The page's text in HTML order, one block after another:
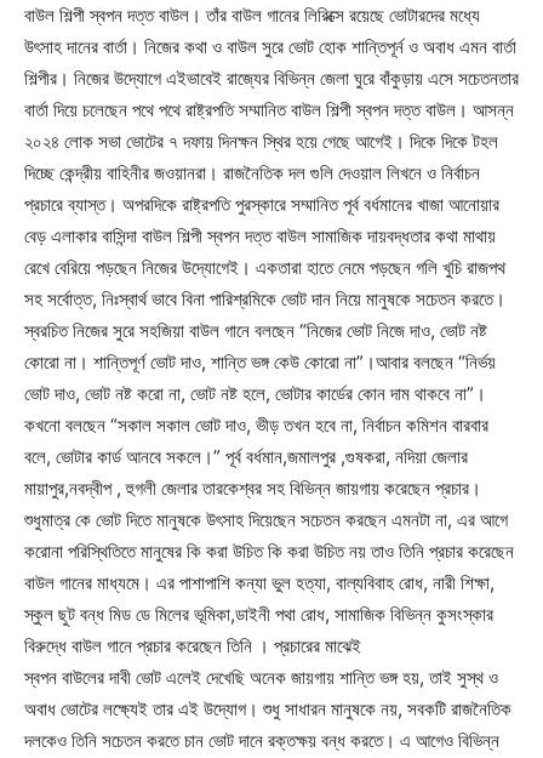
বাউল শিল্পী স্বপন দত্ত বাউল। তাঁর বাউল গানের লিরিক্সে রয়েছে ভোটারদের মধ্যে
উৎসাহ দানের বার্তা। নিজের কথা ও বাউল সুরে ভোট হোক শান্তিপূর্ন ও অবাধ এমন বার্তা
শিল্পীর। নিজের উদ্যোগে এইভাবেই রাজ্যের বিভিন্ন জেলা ঘুরে বাঁকুড়ায় এসে সচেতনতার
বার্তা দিয়ে চলেছেন পথে পথে রাষ্ট্রপতি সম্মানিত বাউল শিল্পী স্বপন দত্ত বাউল। আসন্ন
২০২৪ লোক সভা ভোটের ৭ দফায় দিনক্ষন স্থির হয়ে গেছে আগেই। দিকে দিকে টহল
দিচ্ছে কেন্দ্রীয় বাহিনীর জওয়ানরা। রাজনৈতিক দল গুলি দেওয়াল লিখনে ও নির্বাচন
প্রচারে ব্যাস্ত। অপরদিকে রাষ্ট্রপতি পুরস্কারে সম্মানিত পূর্ব বর্ধমানের খাজা আনোয়ার
বেড় এলাকার বাসিন্দা বাউল শিল্পী স্বপন দত্ত বাউল সামাজিক দায়বদ্ধতার কথা মাথায়
রেখে বেরিয়ে পড়ছেন নিজের উদ্যোগেই। একতারা হাতে নেমে পড়ছেন গলি খুচি রাজপথ
সহ সর্বোত্ত, নিঃস্বার্থ ভাবে বিনা পারিশ্রমিকে ভোট দান নিয়ে মানুষকে সচেতন করতে।
স্বরচিত নিজের সুরে সহজিয়া বাউল গানে বলছেন “নিজের ভোট নিজে দাও, ভোট নষ্ট
কোরো না। শান্তিপূর্ণ ভোট দাও, শান্তি ভঙ্গ কেউ কোরো না”।আবার বলছেন “নির্ভয়
ভোট দাও, ভোট নষ্ট করো না, ভোট নষ্ট হলে, ভোটার কার্ডের কোন দাম থাকবে না”।
কখনো বলছেন “সকাল সকাল ভোট দাও, ভীড় তখন হবে না, নির্বাচন কমিশন বারবার
বলে, ভোটার কার্ড আনবে সকলে।” পূর্ব বর্ধমান,জমালপুর ,গুষকরা, নদিয়া জেলার
মায়াপুর,নবদ্বীপ , হুগলী জেলার তারকেশ্বর সহ বিভিন্ন জায়গায় করেছেন প্রচার।
শুধুমাত্র কে ভোট দিতে মানুষকে উৎসাহ দিয়েছেন সচেতন করছেন এমনটা না, এর আগে
করোনা পরিস্থিতিতে মানুষের কি করা উচিত কি করা উচিত নয় তাও তিনি প্রচার করেছেন
বাউল গানের মাধ্যমে। এর পাশাপাশি কন্যা ভুল হত্যা, বাল্যবিবাহ রোধ, নারী শিক্ষা,
স্কুল ছুট বন্ধ মিড ডে মিলের ভূমিকা,ডাইনী পথা রোধ, সামাজিক বিভিন্ন কুসংস্কার
বিরুদ্ধে বাউল গানে প্রচার করেছেন তিনি । প্রচারের মাঝেই
স্বপন বাউলের দাবী ভোট এলেই দেখেছি অনেক জায়গায় শান্তি ভঙ্গ হয়, তাই সুস্থ ও
অবাধ ভোটের লক্ষ্যেই তার এই উদ্যোগ। শুধু সাধারন মানুষকে নয়, সবকটি রাজনৈতিক
দলকেও তিনি সচেতন করতে চান ভোট দানে রক্তক্ষয় বন্ধ করতে। এ আগেও বিভিন্ন